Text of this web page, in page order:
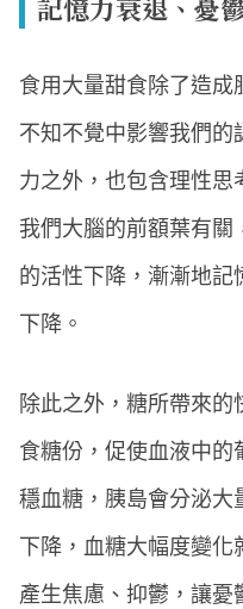
記憶力衰退、憂
食用大量甜食除了造成
不知不覺中影響我們的
力之外，也包含理性思
我們大腦的前額葉有關
的活性下降，漸漸地
下降。
除此之外，糖所帶來
食糖份，促使血液中的
穩血糖，胰島會分泌大
下降，血糖大幅度變
產生焦慮、抑鬱，讓憂